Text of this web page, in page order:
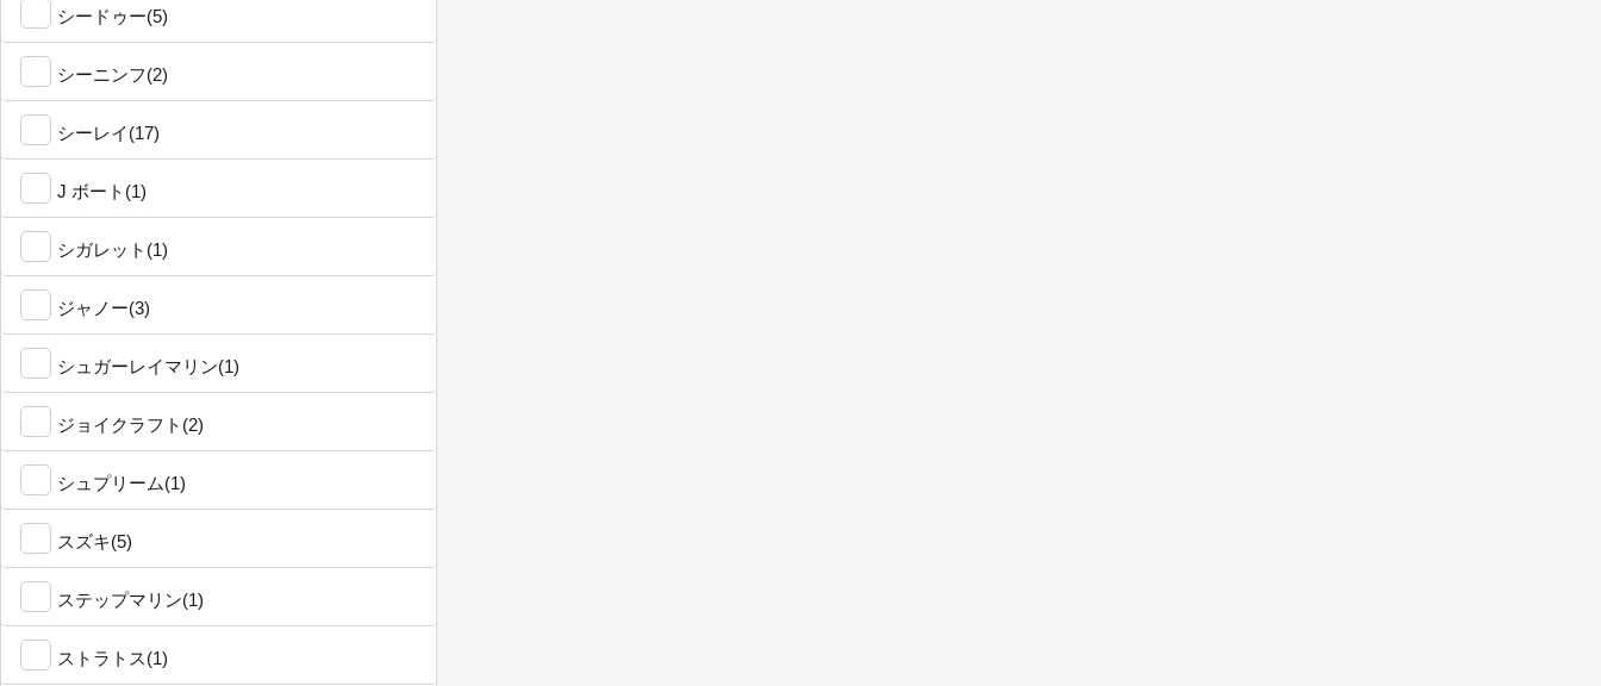
シードゥー(5)
シーニンフ(2)
シーレイ(17)
J ボート(1)
シガレット(1)
ジャノー(3)
シュガーレイマリン(1)
ジョイクラフト(2)
シュプリーム(1)
スズキ(5)
ステップマリン(1)
ストラトス(1)